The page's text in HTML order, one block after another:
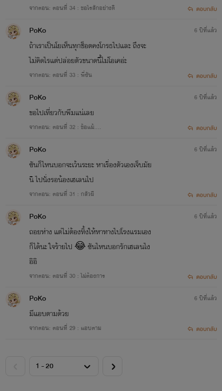
จากตอน: ตอนที่ 34 : ขอไรสักอย่างดิ ตอบกลับ
PoKo
ถ้าเราเป็นโยเห็นทุกช็อตคงโกรธไปและ ถึงจะ
ไม่คิดไรแต่ปล่อยตัวขนาดนี้ไม่โอเคอ่ะ
จากตอน: ตอนที่ 33 : พี่ซัน
6 ปีที่แล้ว
ตอบกลับ
PoKo
ขอไปเที่ยวกับพีมแน่เลย
จากตอน: ตอนที่ 32 : ข้อแม้....
6 ปีที่แล้ว
ตอบกลับ
PoKo
ซันก็ไหนบอกจะเว้นระยะ หาเรื่องตัวเองเจ็บมัย
นิ ไปนั่งรอน้องเฮเลนไป
จากตอน: ตอนที่ 31 : กลัวผี
6 ปีที่แล้ว
ตอบกลับ
PoKo
ถอยห่าง แต่ไม่ต้องทิ้งให้หาทางไปโรงแรมเอง
ก็ได้นะ ใจร้ายไป 😂 ซันไหนบอกรักเฮเลนไง
อิอิ
จากตอน: ตอนที่ 30 : ไม่ต้องการ
6 ปีที่แล้ว
ตอบกลับ
PoKo
มีแอบตามด้วย
จากตอน: ตอนที่ 29 : แอบตาม
6 ปีที่แล้ว
ตอบกลับ